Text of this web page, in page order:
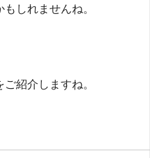
しれませんね。
紹介しますね。